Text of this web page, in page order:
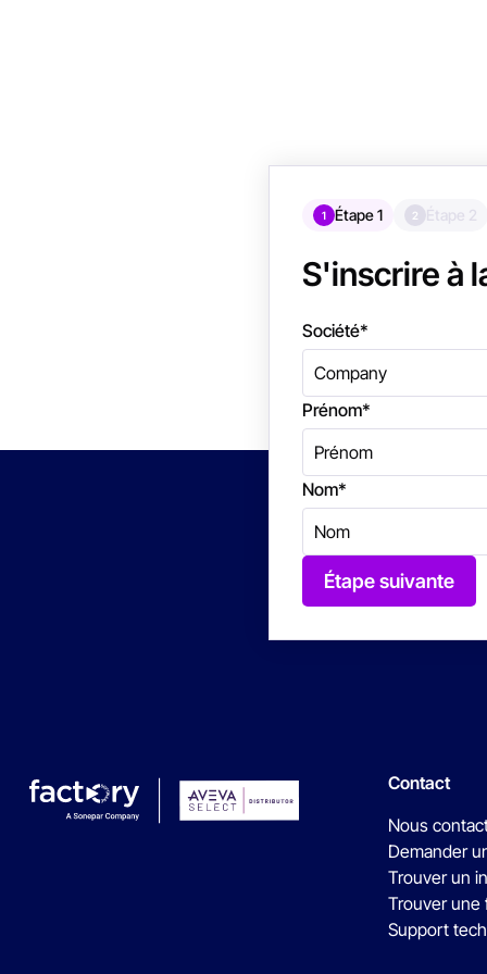
1 Étape 1 2 Étape 2
S'inscrire à
Société*
Prénom*
Nom*
Étape suivante
Contact
Nous
Demander
Trouver un
Trouver une
Support